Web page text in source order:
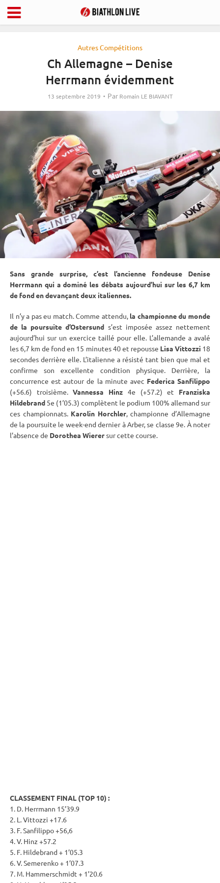
Autres Compétitions
Ch Allemagne – Denise
Herrmann évidemment
13 septembre 2019 Par Romain LE BIAVANT
Sans grande surprise, c’est l’ancienne fondeuse Denise
Herrmann qui a dominé les débats aujourd’hui sur les 6,7 km
de fond en devançant deux italiennes.
Il n’y a pas eu match. Comme attendu, la championne du monde
de la poursuite d’Ostersund s’est imposée assez nettement
aujourd’hui sur un exercice taillé pour elle. L’allemande a avalé
les 6,7 km de fond en 15 minutes 40 et repousse Lisa Vittozzi 18
secondes derrière elle. L’italienne a résisté tant bien que mal et
confirme son excellente condition physique. Derrière, la
concurrence est autour de la minute avec Federica Sanfilippo
(+56.6) troisième.Vannessa Hinz 4e (+57.2) et Franziska
Hildebrand 5e (1’05.3) complètent le podium 100% allemand sur
ces championnats. Karolin Horchler, championne d’Allemagne
de la poursuite le week-end dernier à Arber, se classe 9e. À noter
l’absence de Dorothea Wierersur cette course.
CLASSEMENT FINAL (TOP 10) :
1. D. Herrmann 15’39.9
2. L. Vittozzi +17.6
3. F. Sanfilippo +56,6
4. V. Hinz +57.2
5. F. Hildebrand + 1’05.3
6. V. Semerenko + 1’07.3
7. M. Hammerschmidt + 1’20.6